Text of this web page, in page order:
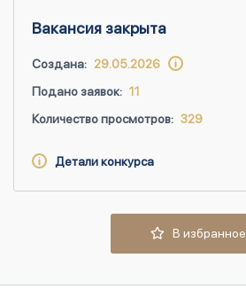
Вакансия закрыта
Создана: 29.05.2026
Подано заявок: 11
Количество просмотров: 329
Детали конкурса
В избранное